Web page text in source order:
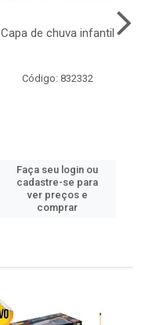
Capa de chuva infantil
Código: 832332
Faça seu login ou
cadastre-se para
ver preços e
comprar